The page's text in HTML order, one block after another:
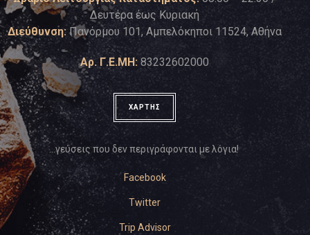
Δευτέρα έως Κυριακή
Διεύθυνση: Πανόρμου 101, Αμπελόκηποι 11524, Αθήνα
Αρ. Γ.Ε.ΜΗ: 83232602000
ΧΑΡΤΗΣ
…γεύσεις που δεν περιγράφονται με λόγια!
Facebook
Twitter
Trip Advisor